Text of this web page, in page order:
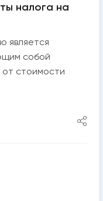
налога на
является
собой
стоимости